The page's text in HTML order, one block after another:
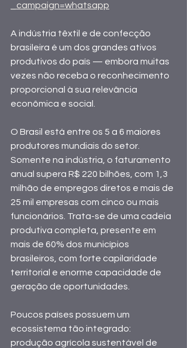
_campaign=whatsapp
A indústria têxtil e de confecção
brasileira é um dos grandes ativos
produtivos do país — embora muitas
vezes não receba o reconhecimento
proporcional à sua relevância
econômica e social.
O Brasil está entre os 5 a 6 maiores
produtores mundiais do setor.
Somente na indústria, o faturamento
anual supera R$ 220 bilhões, com 1,3
milhão de empregos diretos e mais de
25 mil empresas com cinco ou mais
funcionários. Trata-se de uma cadeia
produtiva completa, presente em
mais de 60% dos municípios
brasileiros, com forte capilaridade
territorial e enorme capacidade de
geração de oportunidades.
Poucos países possuem um
ecossistema tão integrado:
produção agrícola sustentável de